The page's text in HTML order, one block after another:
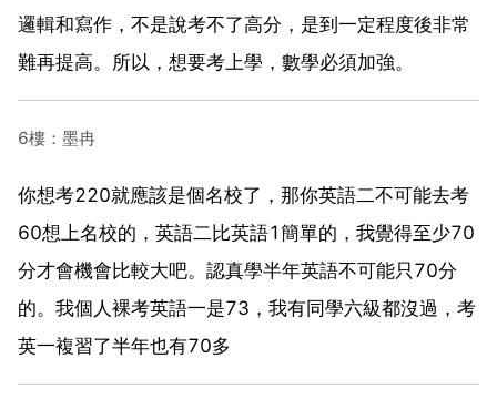
邏輯和寫作，不是說考不了高分，是到一定程度後非常
難再提高。所以，想要考上學，數學必須加強。
6樓：墨冉
你想考220就應該是個名校了，那你英語二不可能去考
60想上名校的，英語二比英語1簡單的，我覺得至少70
分才會機會比較大吧。認真學半年英語不可能只70分
的。我個人裸考英語一是73，我有同學六級都沒過，考
英一複習了半年也有70多